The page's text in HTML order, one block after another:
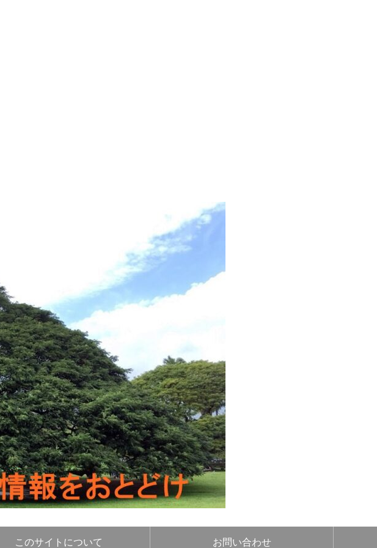
このサイトについて お問い合わせ